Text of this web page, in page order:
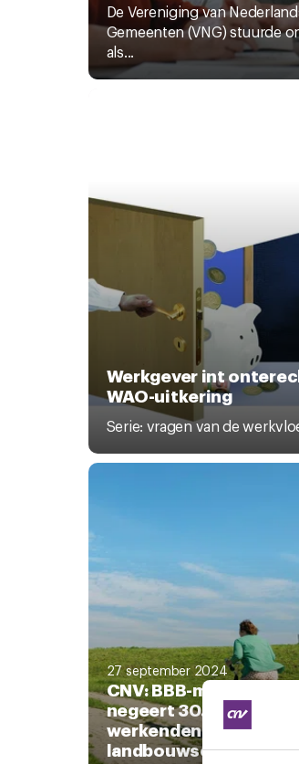
De Vereniging van
Gemeenten (VNG) stuurde
als...
Werkgever int
WAO-uitkering
Serie: vragen van de
27 september 2024
CNV: BBB-minister
negeert 30.000
werkenden in
landbouwsector